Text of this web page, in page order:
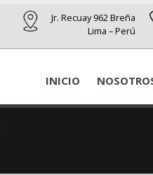
Jr. Recuay 962 Breña
Lima – Perú
INICIO